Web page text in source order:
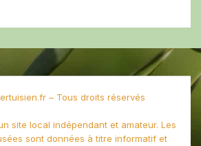
– Tous droits réservés
site local indépendant et amateur. Les
sont données à titre informatif et